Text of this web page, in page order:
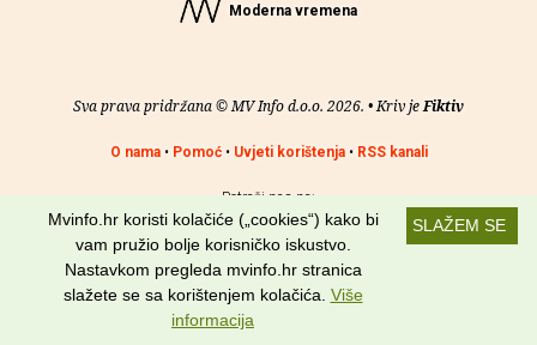
Moderna vremena
Sva prava pridržana © MV Info d.o.o. 2026. • Kriv jeFiktiv
O nama• Pomoć• Uvjeti korištenja• RSS kanali
Potraži nas na:
SLAŽEM SE
Mvinfo.hr koristi kolačiće („cookies“) kako bi
vam pružio bolje korisničko iskustvo.
Nastavkom pregleda mvinfo.hr stranica
slažete se sa korištenjem kolačića. Više
informacija